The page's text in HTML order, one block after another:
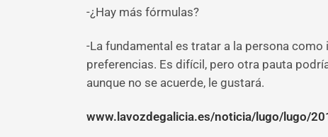
-¿Hay más fórmulas?
-La fundamental es tratar a la persona
preferencias. Es difícil, pero otra pauta
aunque no se acuerde, le gustará.
www.lavozdegalicia.es/noticia/lugo/lugo/